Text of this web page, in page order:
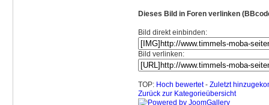
Dieses Bild in Foren verlinken
Bild direkt einbinden:
Bild verlinken:
TOP: Hoch bewertet- Zuletzt
Zurück zur Kategorieübersicht